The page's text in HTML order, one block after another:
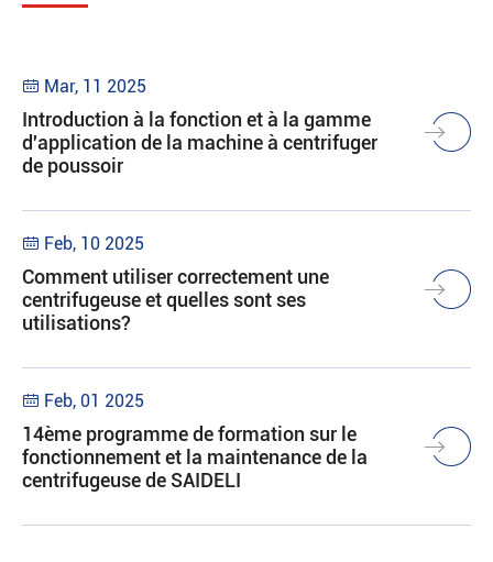
 Mar, 11 2025
Introduction à la fonction et à la gamme
d'application de la machine à centrifuger
de poussoir
 Feb, 10 2025
Comment utiliser correctement une
centrifugeuse et quelles sont ses
utilisations?
 Feb, 01 2025
14ème programme de formation sur le
fonctionnement et la maintenance de la
centrifugeuse de SAIDELI